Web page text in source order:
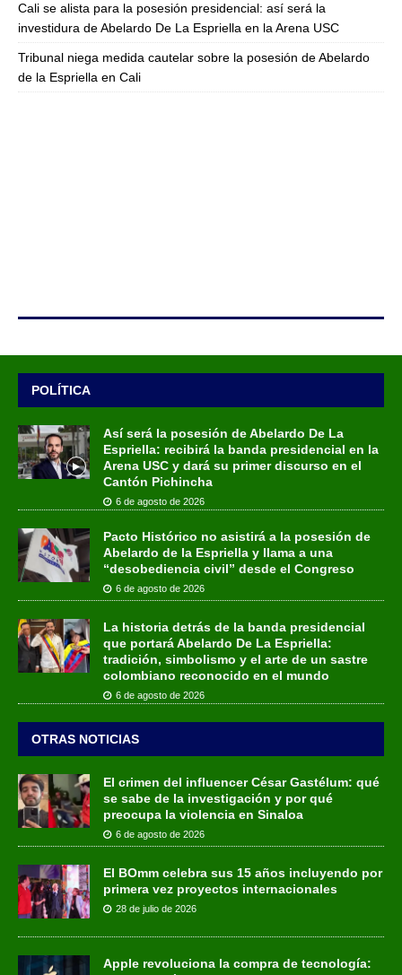
Cali se alista para la posesión presidencial: así será la
investidura de Abelardo De La Espriella en la Arena USC
Tribunal niega medida cautelar sobre la posesión de Abelardo
de la Espriella en Cali
POLÍTICA
Así será la posesión de Abelardo De La
Espriella: recibirá la banda presidencial en la
Arena USC y dará su primer discurso en el
Cantón Pichincha
6 de agosto de 2026
Pacto Histórico no asistirá a la posesión de
Abelardo de la Espriella y llama a una
“desobediencia civil” desde el Congreso
6 de agosto de 2026
La historia detrás de la banda presidencial
que portará Abelardo De La Espriella:
tradición, simbolismo y el arte de un sastre
colombiano reconocido en el mundo
6 de agosto de 2026
OTRAS NOTICIAS
El crimen del influencer César Gastélum: qué
se sabe de la investigación y por qué
preocupa la violencia en Sinaloa
6 de agosto de 2026
El BOmm celebra sus 15 años incluyendo por
primera vez proyectos internacionales
28 de julio de 2026
Apple revoluciona la compra de tecnología: